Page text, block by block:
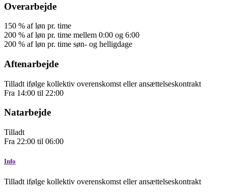
Overarbejde
150 % af løn pr. time
200 % af løn pr. time mellem 0:00 og 6:00
200 % af løn pr. time søn- og helligdage
Aftenarbejde
Tilladt ifølge kollektiv overenskomst eller ansættelseskontrakt
Fra 14:00 til 22:00
Natarbejde
Tilladt
Fra 22:00 til 06:00
Info
Tilladt ifølge kollektiv overenskomst eller ansættelseskontrakt